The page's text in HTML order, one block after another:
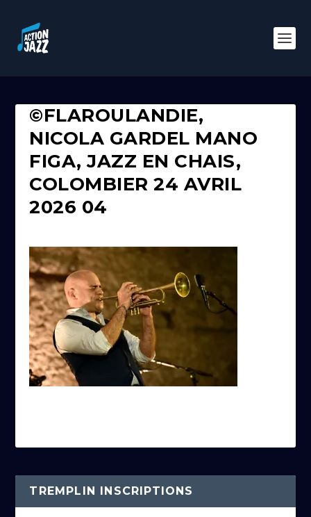
©FLAROULANDIE,
NICOLA GARDEL MANO
FIGA, JAZZ EN CHAIS,
COLOMBIER 24 AVRIL
2026 04
TREMPLIN INSCRIPTIONS